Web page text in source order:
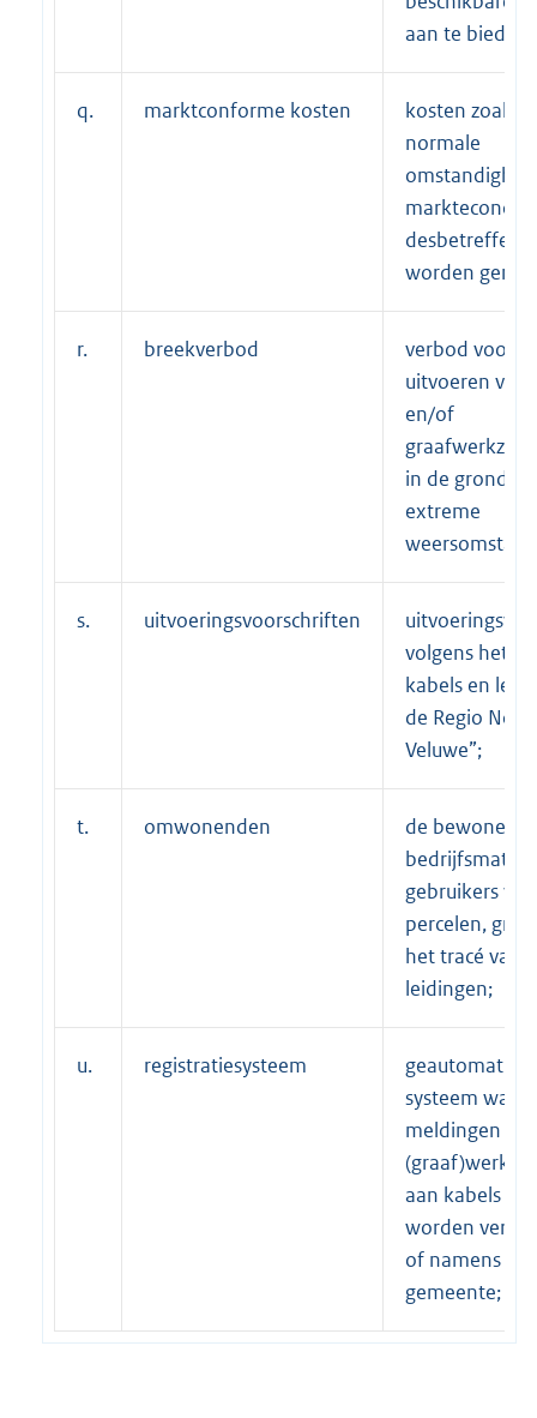
aan te bieden;
q. marktconforme kosten
kosten zoals
normale
worden
r. breekverbod
verbod voor
uitvoeren van
en/of
in de grond,
extreme
s. uitvoeringsvoorschriften
volgens het
kabels en
de Regio
Veluwe”;
t. omwonenden
de bewoners
bedrijfsmatige
gebruikers
percelen,
het tracé van
leidingen;
u. registratiesysteem
systeem
meldingen van
aan kabels en
worden
of namens de
gemeente;